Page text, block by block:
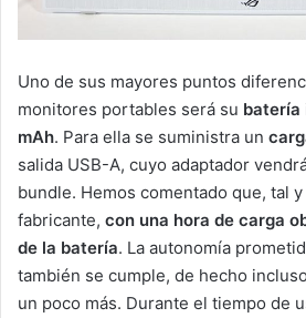
Uno de sus mayores puntos
monitores portables será su batería
mAh. Para ella se suministra un
salida USB-A, cuyo adaptador
bundle. Hemos comentado que, tal
fabricante, con una hora de carga
de la batería. La autonomía
también se cumple, de hecho
un poco más. Durante el tiempo de